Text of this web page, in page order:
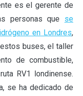
es el gerente de
personas que se
en Londres,
buses, el taller
de combustible,
RV1 londinense.
se ha dedicado de